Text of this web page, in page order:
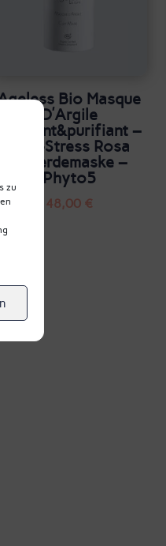
zu
Bio Masque
D’Argile
apaisant&purifiant –
Anti-Stress Rosa
Tonerdemaske –
Phyto5
48,00 €